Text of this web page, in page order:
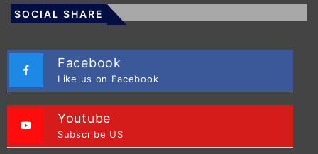
SOCIAL SHARE
Facebook
Like us on Facebook
Youtube
Subscribe US